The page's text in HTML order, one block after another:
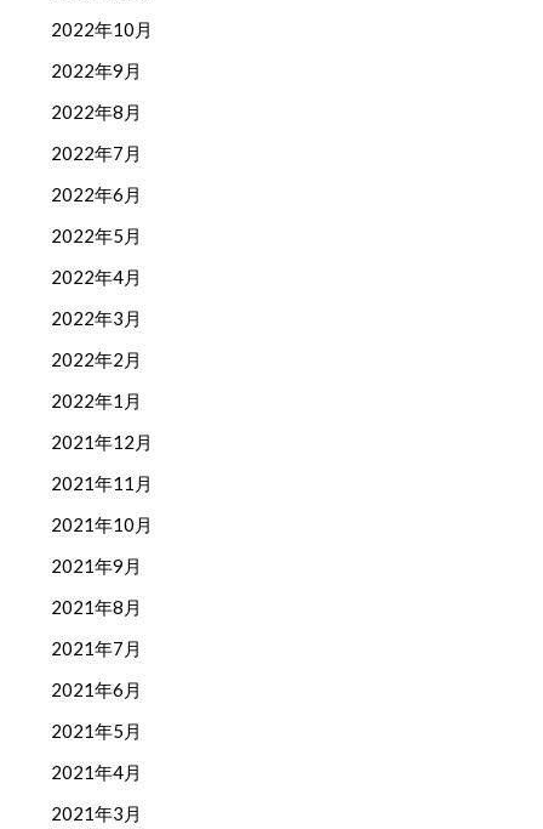
2022年10月
2022年9月
2022年8月
2022年7月
2022年6月
2022年5月
2022年4月
2022年3月
2022年2月
2022年1月
2021年12月
2021年11月
2021年10月
2021年9月
2021年8月
2021年7月
2021年6月
2021年5月
2021年4月
2021年3月